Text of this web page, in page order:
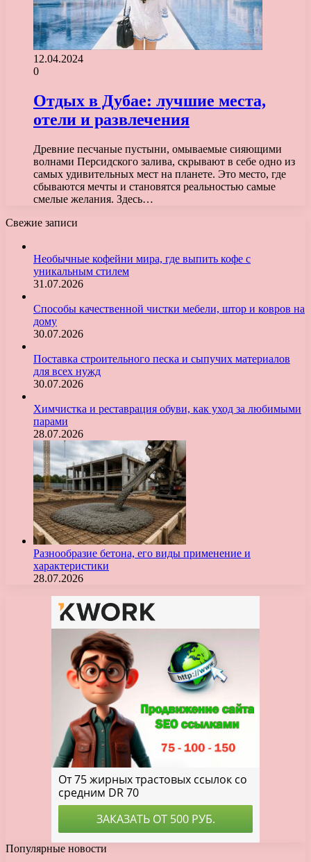
12.04.2024
0
Отдых в Дубае: лучшие места,
отели и развлечения
Древние песчаные пустыни, омываемые сияющими
волнами Персидского залива, скрывают в себе одно из
самых удивительных мест на планете. Это место, где
сбываются мечты и становятся реальностью самые
смелые желания. Здесь…
Свежие записи
Необычные кофейни мира, где выпить кофе с
уникальным стилем
31.07.2026
Способы качественной чистки мебели, штор и ковров на
дому
30.07.2026
Поставка строительного песка и сыпучих материалов
для всех нужд
30.07.2026
Химчистка и реставрация обуви, как уход за любимыми
парами
28.07.2026
Разнообразие бетона, его виды применение и
характеристики
28.07.2026
Популярные новости